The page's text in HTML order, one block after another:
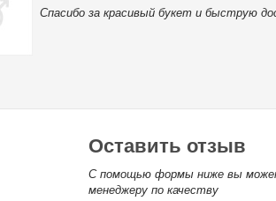
Спасибо за красивый букет и быструю
Оставить отзыв
С помощью формы ниже вы
менеджеру по качеству